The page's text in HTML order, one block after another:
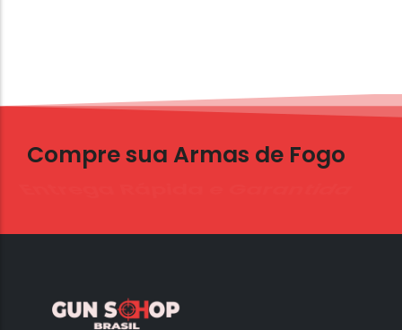
Compre sua Armas de Fogo